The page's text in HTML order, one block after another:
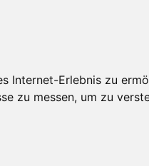
Erlebnis zu
zu messen, um zu